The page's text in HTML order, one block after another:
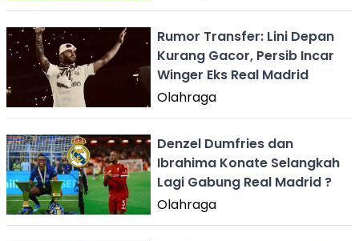
Rumor Transfer: Lini Depan
Kurang Gacor, Persib Incar
Winger Eks Real Madrid
Olahraga
Denzel Dumfries dan
Ibrahima Konate Selangkah
Lagi Gabung Real Madrid ?
Olahraga